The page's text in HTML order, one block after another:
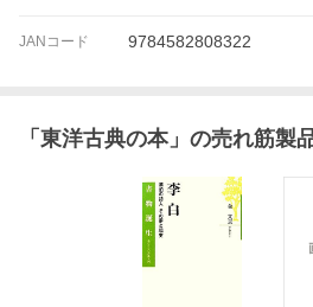
JANコード 9784582808322
「 東洋古典の本」の売れ筋製